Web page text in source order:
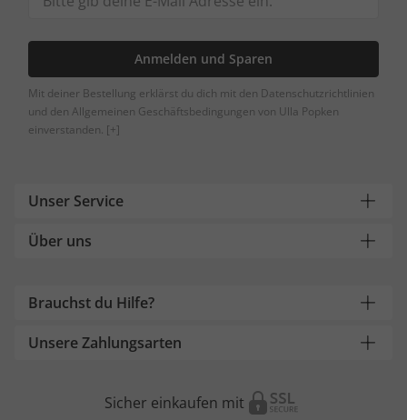
Anmelden und Sparen
Mit deiner Bestellung erklärst du dich mit den Datenschutzrichtlinien
und den Allgemeinen Geschäftsbedingungen von Ulla Popken
einverstanden. [+]
Unser Service
Über uns
Brauchst du Hilfe?
Unsere Zahlungsarten
Sicher einkaufen mit